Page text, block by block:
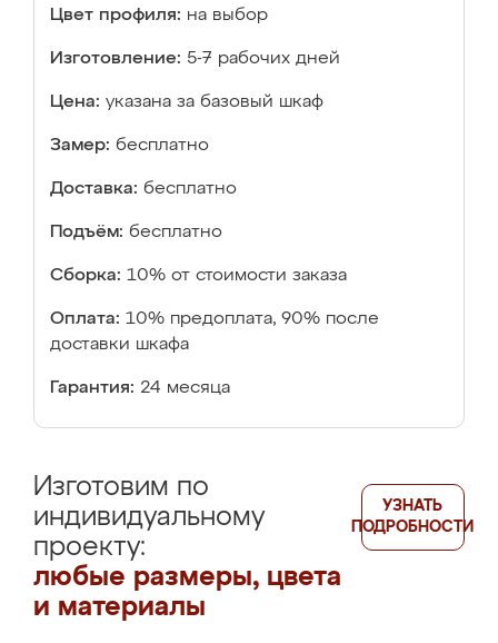
Цвет профиля: на выбор
Изготовление: 5-7 рабочих дней
Цена: указана за базовый шкаф
Замер: бесплатно
Доставка: бесплатно
Подъём: бесплатно
Сборка: 10% от стоимости заказа
Оплата: 10% предоплата, 90% после
доставки шкафа
Гарантия: 24 месяца
Изготовим по
индивидуальному
проекту:
любые размеры, цвета
и материалы
УЗНАТЬ
ПОДРОБНОСТИ